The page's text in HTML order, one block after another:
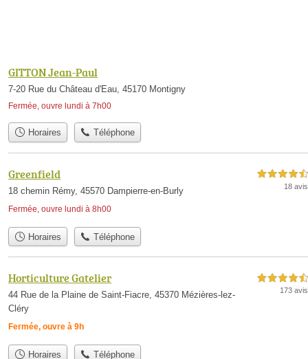
GITTON Jean-Paul
7-20 Rue du Château d'Eau, 45170 Montigny
Fermée, ouvre lundi à 7h00
Horaires Téléphone
Greenfield
18 chemin Rémy, 45570 Dampierre-en-Burly
Fermée, ouvre lundi à 8h00
4,5 étoiles sur 5
18 avis
Horaires Téléphone
Horticulture Gatelier
44 Rue de la Plaine de Saint-Fiacre, 45370 Mézières-lez-
Cléry
Fermée, ouvre à 9h
4,5 étoiles sur 5
173 avis
Horaires Téléphone